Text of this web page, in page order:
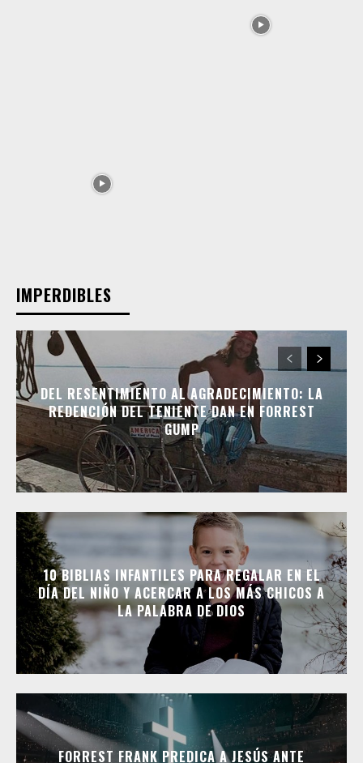
IMPERDIBLES
DEL RESENTIMIENTO AL AGRADECIMIENTO: LA
REDENCIÓN DEL TENIENTE DAN EN FORREST
GUMP
10 BIBLIAS INFANTILES PARA REGALAR EN EL
DÍA DEL NIÑO Y ACERCAR A LOS MÁS CHICOS A
LA PALABRA DE DIOS
FORREST FRANK PREDICA A JESÚS ANTE